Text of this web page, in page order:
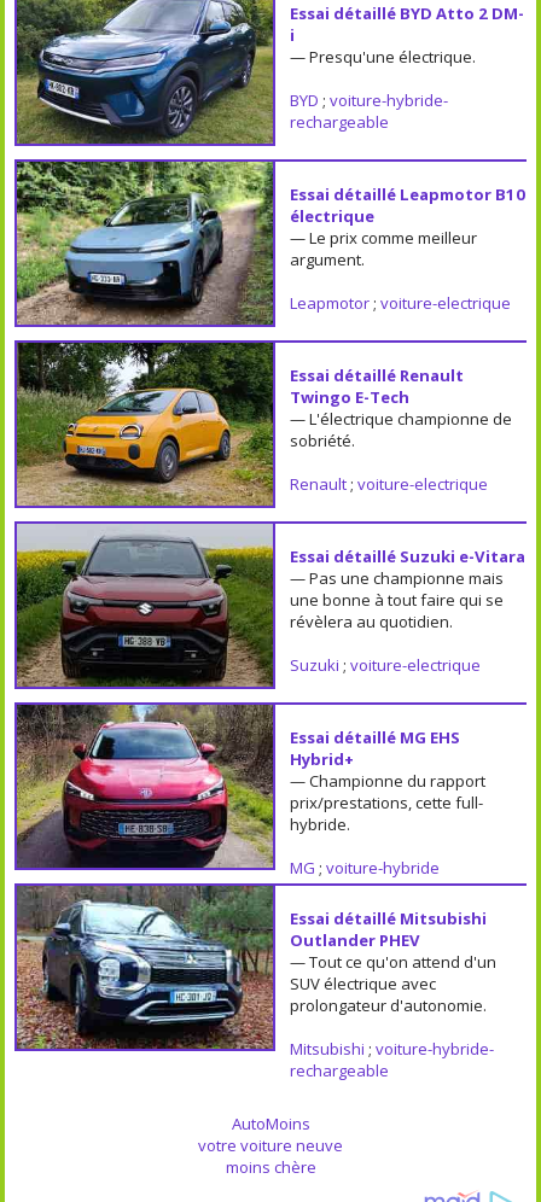
Essai détaillé BYD Atto 2 DM-
i
— Presqu'une électrique.
BYD ; voiture-hybride-
rechargeable
Essai détaillé Leapmotor B10
électrique
— Le prix comme meilleur
argument.
Leapmotor; voiture-electrique
Essai détaillé Renault
Twingo E-Tech
— L'électrique championne de
sobriété.
Renault; voiture-electrique
Essai détaillé Suzuki e-Vitara
— Pas une championne mais
une bonne à tout faire qui se
révèlera au quotidien.
Suzuki ; voiture-electrique
Essai détaillé MG EHS
Hybrid+
— Championne du rapport
prix/prestations, cette full-
hybride.
MG ; voiture-hybride
Essai détaillé Mitsubishi
Outlander PHEV
— Tout ce qu'on attend d'un
SUV électrique avec
prolongateur d'autonomie.
Mitsubishi ; voiture-hybride-
rechargeable
AutoMoins
votre voiture neuve
moins chère